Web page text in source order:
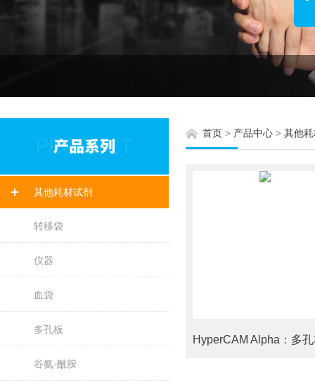
其他耗材试剂
转移袋
仪器
血袋
多孔板
谷氨-酰胺
首页 > 产品中心 > 其他